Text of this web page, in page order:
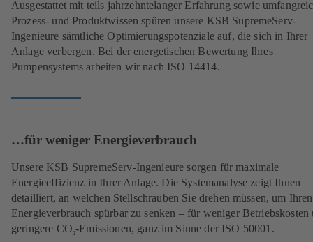
Ausgestattet mit teils jahrzehntelanger Erfahrung sowie
Prozess- und Produktwissen spüren unsere KSB SupremeServ-
Ingenieure sämtliche Optimierungspotenziale auf, die sich in Ihrer
Anlage verbergen. Bei der energetischen Bewertung Ihres
Pumpensystems arbeiten wir nach ISO 14414.
…für weniger Energieverbrauch
Unsere KSB SupremeServ-Ingenieure sorgen für maximale
Energieeffizienz in Ihrer Anlage. Die Systemanalyse zeigt Ihnen
detailliert, an welchen Stellschrauben Sie drehen müssen, um Ihren
Energieverbrauch spürbar zu senken – für weniger Betriebskosten
geringere CO2-Emissionen, ganz im Sinne der ISO 50001.